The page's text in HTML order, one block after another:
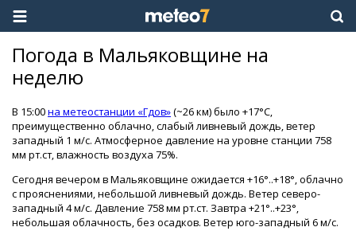
Погода в Мальяковщине на
неделю
В 15:00на метеостанции «Гдов»(~26 км) было +17°C,
преимущественно облачно, слабый ливневый дождь, ветер
западный 1 м/с. Атмосферное давление на уровне станции 758
мм рт.ст, влажность воздуха 75%.
Сегодня вечером в Мальяковщине ожидается +16°..+18°, облачно
с прояснениями, небольшой ливневый дождь. Ветер северо-
западный 4 м/с. Давление 758 мм рт.ст. Завтра +21°..+23°,
небольшая облачность, без осадков. Ветер юго-западный 6 м/с.